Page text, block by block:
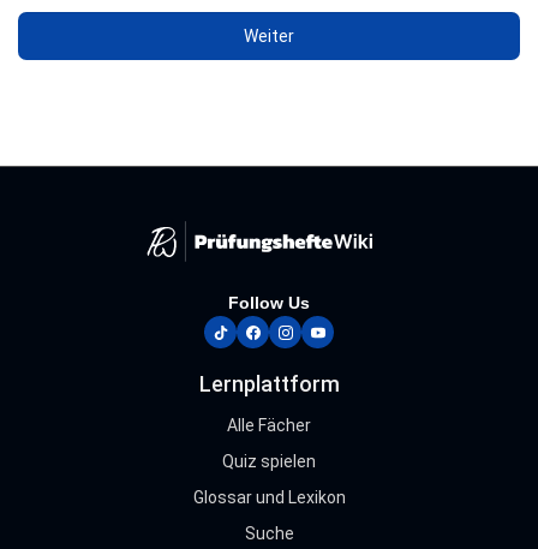
Follow Us
tiktokfacebook
instagram
youtube
Lernplattform
Alle Fächer
Quiz spielen
Glossar und Lexikon
Suche